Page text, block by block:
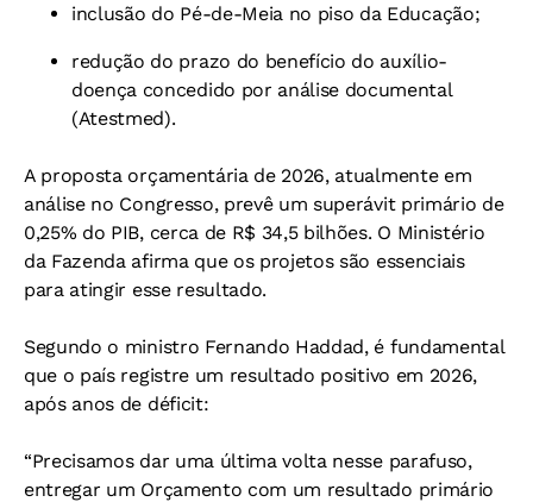
inclusão do Pé-de-Meia no piso da Educação;
redução do prazo do benefício do auxílio-
doença concedido por análise documental
(Atestmed).
A proposta orçamentária de 2026, atualmente em
análise no Congresso, prevê um superávit primário de
0,25% do PIB, cerca de R$ 34,5 bilhões. O Ministério
da Fazenda afirma que os projetos são essenciais
para atingir esse resultado.
Segundo o ministro Fernando Haddad, é fundamental
que o país registre um resultado positivo em 2026,
após anos de déficit:
“Precisamos dar uma última volta nesse parafuso,
entregar um Orçamento com um resultado primário